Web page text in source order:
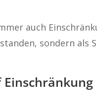
auch
sondern als